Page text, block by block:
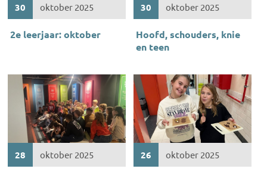
30 oktober 2025
2e leerjaar: oktober
30 oktober 2025
Hoofd, schouders, knie
en teen
28 oktober 2025 26 oktober 2025